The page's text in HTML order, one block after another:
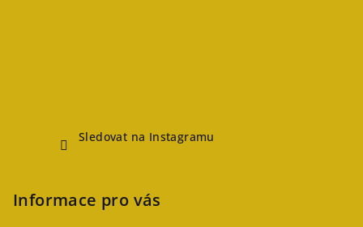
Sledovat na Instagramu
Informace pro vás